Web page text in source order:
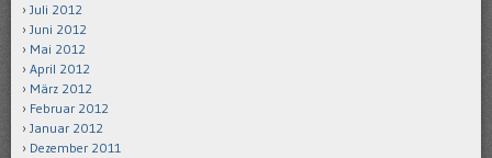
Juli 2012
Juni 2012
Mai 2012
April 2012
März 2012
Februar 2012
Januar 2012
Dezember 2011